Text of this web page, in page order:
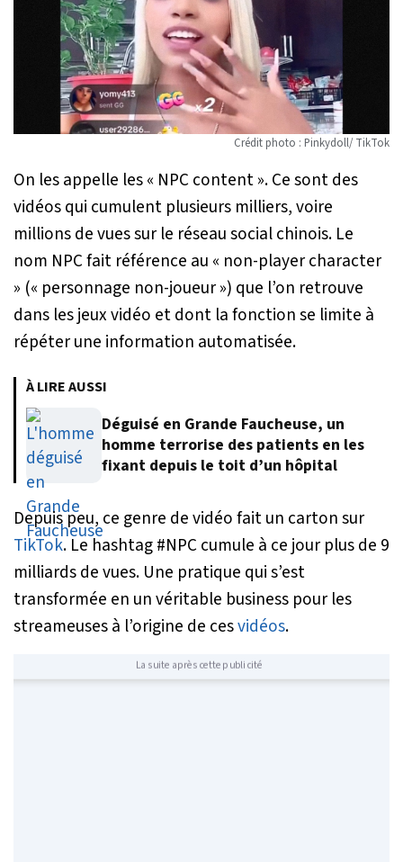
Crédit photo : Pinkydoll/ TikTok
On les appelle les « NPC content ». Ce sont des
vidéos qui cumulent plusieurs milliers, voire
millions de vues sur le réseau social chinois. Le
nom NPC fait référence au « non-player character
» (« personnage non-joueur ») que l’on retrouve
dans les jeux vidéo et dont la fonction se limite à
répéter une information automatisée.
À LIRE AUSSI
Déguisé en Grande Faucheuse, un
homme terrorise des patients en les
fixant depuis le toit d’un hôpital
Depuis peu, ce genre de vidéo fait un carton sur
TikTok. Le hashtag #NPC cumule à ce jour plus de 9
milliards de vues. Une pratique qui s’est
transformée en un véritable business pour les
streameuses à l’origine de cesvidéos.
La suite après cette publicité